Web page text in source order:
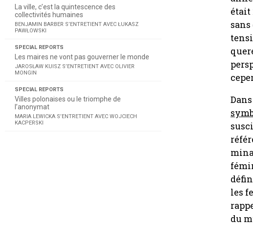
La ville, c’est la quintescence des
collectivités humaines
BENJAMIN BARBER S’ENTRETIENT AVEC ŁUKASZ
PAWŁOWSKI
SPECIAL REPORTS
Les maires ne vont pas gouverner le monde
JAROSŁAW KUISZ S’ENTRETIENT AVEC OLIVIER
MONGIN
SPECIAL REPORTS
Villes polonaises ou le triomphe de
l’anonymat
MARIA LEWICKA S’ENTRETIENT AVEC WOJCIECH
KACPERSKI
était
les
du